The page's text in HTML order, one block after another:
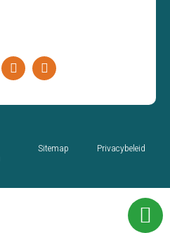
Sitemap Privacybeleid